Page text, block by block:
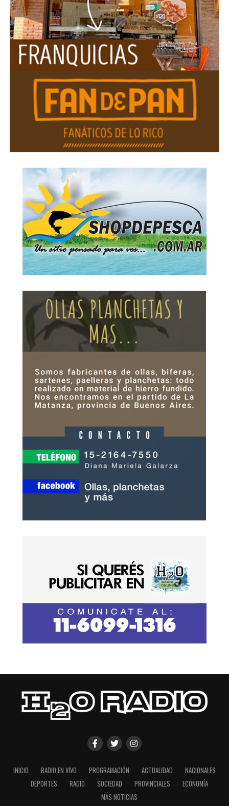
INICIO RADIO EN VIVO PROGRAMACIÓN ACTUALIDAD
NACIONALES
DEPORTES
RADIO SOCIEDAD PROVINCIALES
ECONOMÍA
MÁS NOTICIAS